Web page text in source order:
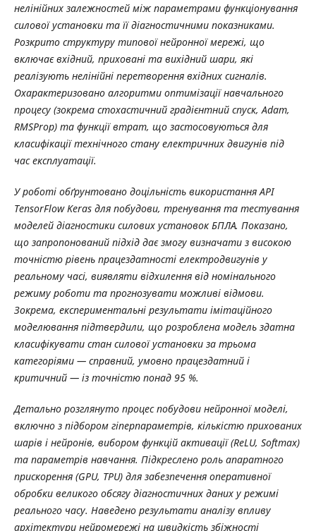
нелінійних залежностей між параметрами функціонування
силової установки та її діагностичними показниками.
Розкрито структуру типової нейронної мережі, що
включає вхідний, приховані та вихідний шари, які
реалізують нелінійні перетворення вхідних сигналів.
Охарактеризовано алгоритми оптимізації навчального
процесу (зокрема стохастичний градієнтний спуск,Adam,
RMSProp) та функції втрат, що застосовуються для
класифікації технічного стану електричних двигунів під
час експлуатації.
У роботі обґрунтовано доцільність використанняAPI
TensorFlow Kerasдля побудови, тренування та тестування
моделей діагностики силових установок БПЛА. Показано,
що запропонований підхід дає змогу визначати з високою
точністю рівень працездатності електродвигунів у
реальному часі, виявляти відхилення від номінального
режиму роботи та прогнозувати можливі відмови.
Зокрема, експериментальні результати імітаційного
моделювання підтвердили, що розроблена модель здатна
класифікувати стан силової установки за трьома
категоріями — справний, умовно працездатний і
критичний — із точністю понад 95 %.
Детально розглянуто процес побудови нейронної моделі,
включно з підбором гіперпараметрів, кількістю прихованих
шарів і нейронів, вибором функцій активації (ReLU, Softmax)
та параметрів навчання. Підкреслено роль апаратного
прискорення (GPU, TPU) для забезпечення оперативної
обробки великого обсягу діагностичних даних у режимі
реального часу. Наведено результати аналізу впливу
архітектури нейромережі на швидкість збіжності